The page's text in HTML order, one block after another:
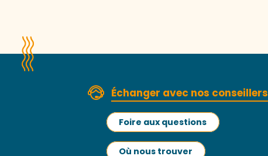
Échanger avec nos conseillers
Foire aux questions
Où nous trouver